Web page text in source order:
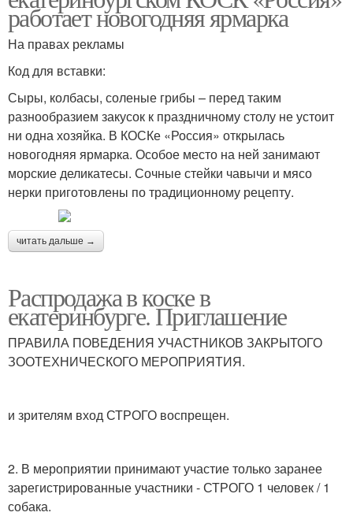
работает новогодняя ярмарка
На правах рекламы
Код для вставки:
Сыры, колбасы, соленые грибы – перед таким
разнообразием закусок к праздничному столу не устоит
ни одна хозяйка. В КОСКе «Россия» открылась
новогодняя ярмарка. Особое место на ней занимают
морские деликатесы. Сочные стейки чавычи и мясо
нерки приготовлены по традиционному рецепту.
читать дальше →
Распродажа в коске в
екатеринбурге. Приглашение
ПРАВИЛА ПОВЕДЕНИЯ УЧАСТНИКОВ ЗАКРЫТОГО
ЗООТЕХНИЧЕСКОГО МЕРОПРИЯТИЯ.
и зрителям вход СТРОГО воспрещен.
2. В мероприятии принимают участие только заранее
зарегистрированные участники - СТРОГО 1 человек / 1
собака.